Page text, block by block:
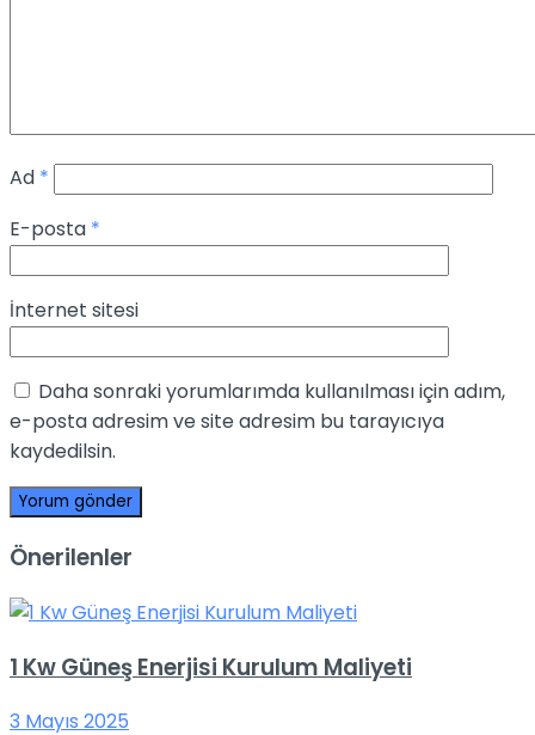
Ad *
E-posta *
İnternet sitesi
Daha sonraki yorumlarımda kullanılması için adım,
e-posta adresim ve site adresim bu tarayıcıya
kaydedilsin.
Önerilenler
1 Kw Güneş Enerjisi Kurulum Maliyeti
3 Mayıs 2025